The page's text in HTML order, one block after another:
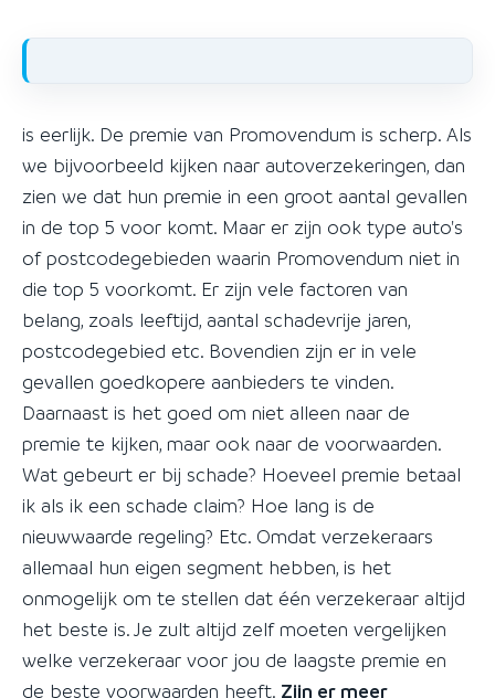
is eerlijk. De premie van Promovendum is scherp. Als
we bijvoorbeeld kijken naar autoverzekeringen, dan
zien we dat hun premie in een groot aantal gevallen
in de top 5 voor komt. Maar er zijn ook type auto's
of postcodegebieden waarin Promovendum niet in
die top 5 voorkomt. Er zijn vele factoren van
belang, zoals leeftijd, aantal schadevrije jaren,
postcodegebied etc. Bovendien zijn er in vele
gevallen goedkopere aanbieders te vinden.
Daarnaast is het goed om niet alleen naar de
premie te kijken, maar ook naar de voorwaarden.
Wat gebeurt er bij schade? Hoeveel premie betaal
ik als ik een schade claim? Hoe lang is de
nieuwwaarde regeling? Etc. Omdat verzekeraars
allemaal hun eigen segment hebben, is het
onmogelijk om te stellen dat één verzekeraar altijd
het beste is. Je zult altijd zelf moeten vergelijken
welke verzekeraar voor jou de laagste premie en
de beste voorwaarden heeft. Zijn er meer